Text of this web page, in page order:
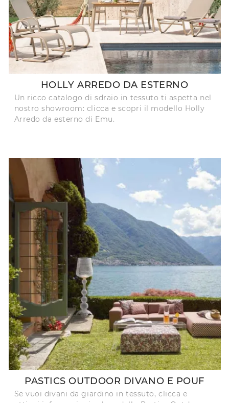
HOLLY ARREDO DA ESTERNO
Un ricco catalogo di sdraio in tessuto ti aspetta nel
nostro showroom: clicca e scopri il modello Holly
Arredo da esterno di Emu.
PASTICS OUTDOOR DIVANO E POUF
Se vuoi divani da giardino in tessuto, clicca e